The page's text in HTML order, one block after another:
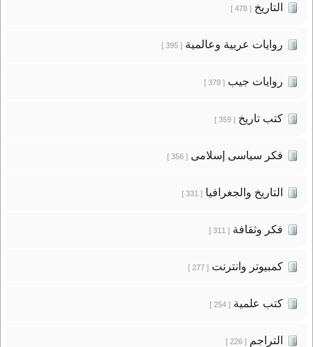
التاريخ[ 478 ]
روايات عربية وعالمية[ 395 ]
روايات جيب[ 378 ]
كتب تاريخ[ 359 ]
فكر سياسى إسلامى[ 356 ]
التاريخ والجغرافيا[ 331 ]
فكر وثقافة[ 311 ]
كمبيوتر وانترنت[ 277 ]
كتب علمية[ 254 ]
التراجم[ 226 ]